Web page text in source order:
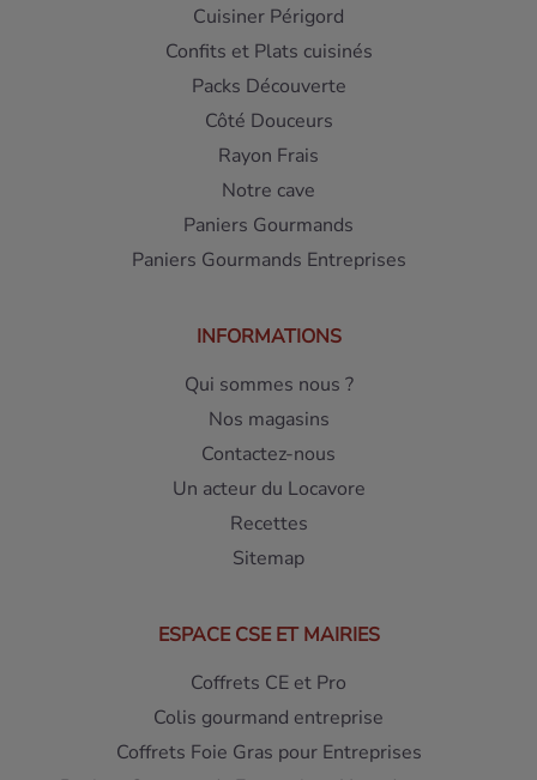
Cuisiner Périgord
Confits et Plats cuisinés
Packs Découverte
Côté Douceurs
Rayon Frais
Notre cave
Paniers Gourmands
Paniers Gourmands Entreprises
INFORMATIONS
Qui sommes nous ?
Nos magasins
Contactez-nous
Un acteur du Locavore
Recettes
Sitemap
ESPACE CSE ET MAIRIES
Coffrets CE et Pro
Colis gourmand entreprise
Coffrets Foie Gras pour Entreprises